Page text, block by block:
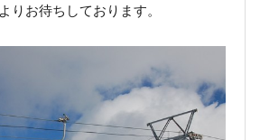
りお待ちしております。